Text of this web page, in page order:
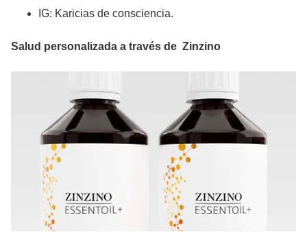
IG: Karicias de consciencia.
Salud personalizada a través de Zinzino